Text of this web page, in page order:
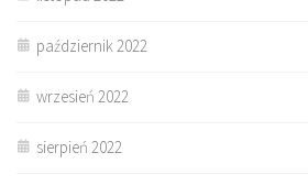
październik 2022
wrzesień 2022
sierpień 2022